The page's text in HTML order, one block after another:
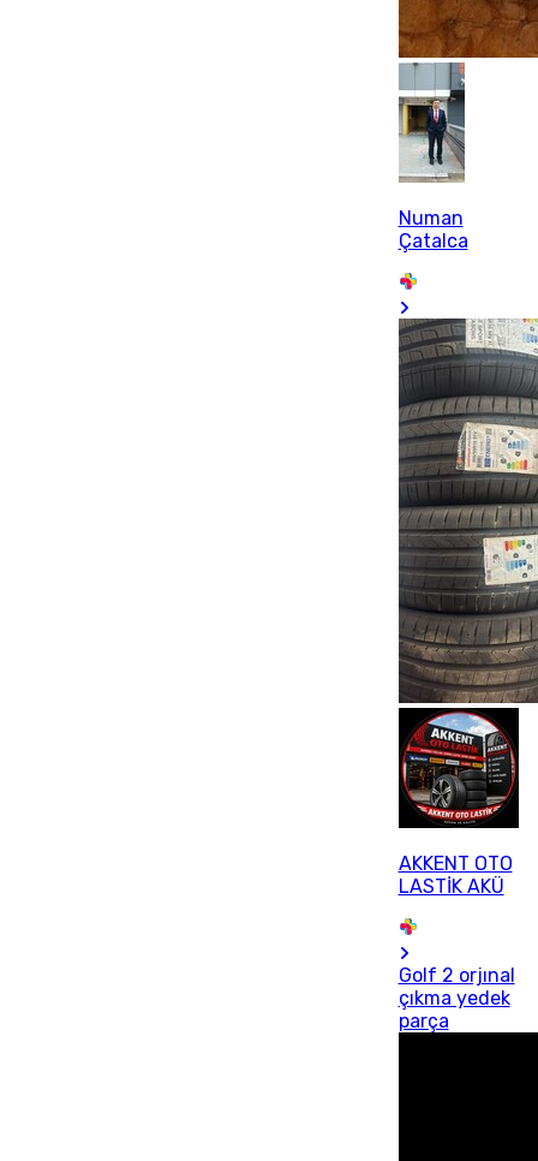
Numan
Çatalca
AKKENT OTO
LASTİK AKÜ
Golf 2 orjınal
çıkma yedek
parça